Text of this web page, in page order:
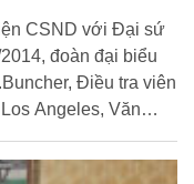
CSND với Đại sứ
đoàn đại biểu
Điều tra viên
Angeles, Văn
TS. Đặng